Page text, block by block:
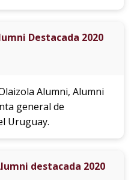
Destacada 2020
Alumni, Alumni
general de
Uruguay.
destacada 2020